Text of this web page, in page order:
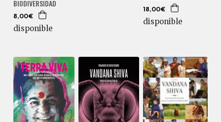
BIODIVERSIDAD
8,00€
disponible
18,00€
disponible